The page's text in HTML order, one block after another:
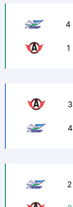
4
1
3
4
2